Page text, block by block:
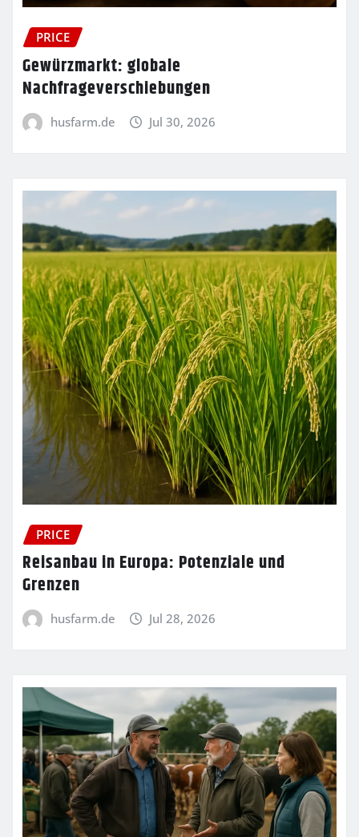
PRICE
Gewürzmarkt: globale
Nachfrageverschiebungen
husfarm.de Jul 30, 2026
PRICE
Reisanbau in Europa: Potenziale und
Grenzen
husfarm.de Jul 28, 2026